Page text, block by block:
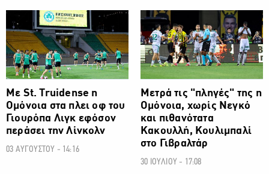
ΠΡΩΤΑΘΛΗΜΑ CYTA
Με St. Truidense η
Ομόνοια στα πλει οφ του
Γιουρόπα Λιγκ εφόσον
περάσει την Λίνκολν
03 ΑΥΓΟΥΣΤΟΥ - 14:16
ΠΡΩΤΑΘΛΗΜΑ CYTA
Μετρά τις "πληγές" της η
Ομόνοια, χωρίς Νεγκό
και πιθανότατα
Κακουλλή, Κουλιμπαλί
στο Γιβραλτάρ
30 ΙΟΥΛΙΟΥ - 17:08